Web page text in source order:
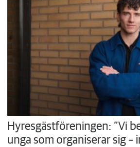
Hyresgästföreningen: ”Vi
unga som organiserar sig –